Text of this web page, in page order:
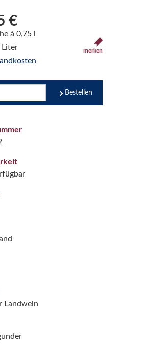
€
à 0,75 l
Liter
merken
Bestellen
Landwein